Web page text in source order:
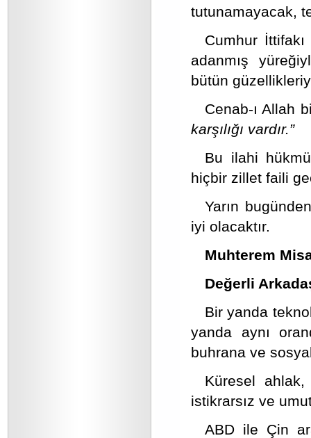
tutunamayacak,
Cumhur
adanmış
bütün
Cenab-ı Allah
karşılığı vardır.”
Bu ilahi
hiçbir zillet faili
Yarın
iyi olacaktır.
Muhterem
Değerli
Bir yanda
yanda aynı
buhrana ve
Küresel
istikrarsız ve
ABD ile Çin